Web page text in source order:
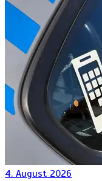
4. August 2026